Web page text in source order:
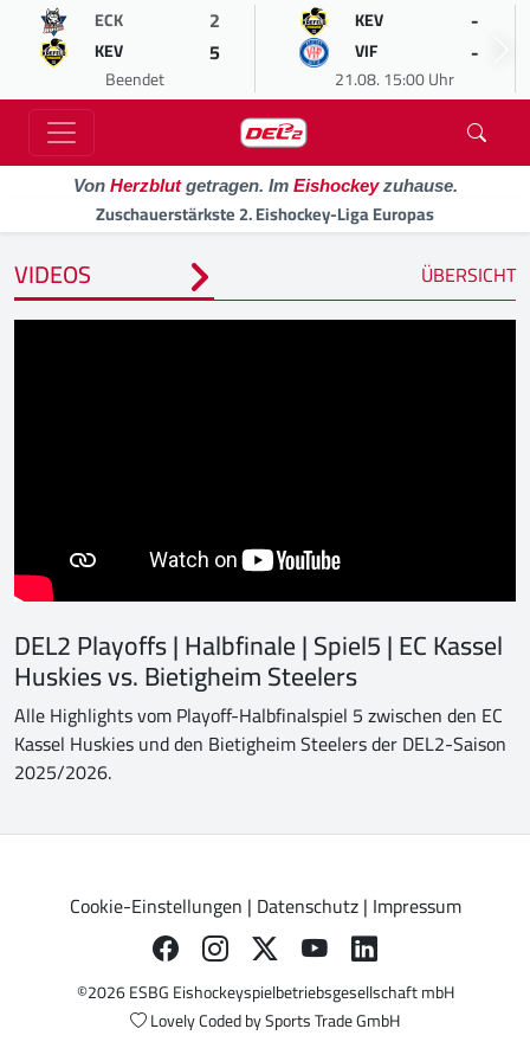
ECK 2
KEV 5
Beendet
KEV -
VIF -
21.08. 15:00 Uhr
Von Herzblutgetragen. Im Eishockeyzuhause.
Zuschauerstärkste 2. Eishockey-Liga Europas
VIDEOS ÜBERSICHT
DEL2 Playoffs | Halbfinale | Spiel5 | EC Kassel
Huskies vs. Bietigheim Steelers
Alle Highlights vom Playoff-Halbfinalspiel 5 zwischen den EC
Kassel Huskies und den Bietigheim Steelers der DEL2-Saison
2025/2026.
Cookie-Einstellungen | Datenschutz| Impressum
©2026 ESBG Eishockeyspielbetriebsgesellschaft mbH
Lovely Coded bySports Trade GmbH